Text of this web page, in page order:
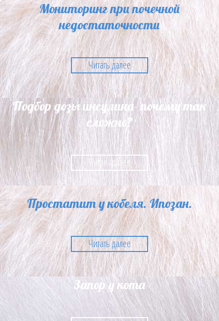
Мониторинг при почечной
недостаточности
Читать далее
Подбор дозы инсулина- почему так
сложно?
Читать далее
Простатит у кобеля. Ипозан.
Читать далее
Запор у кота